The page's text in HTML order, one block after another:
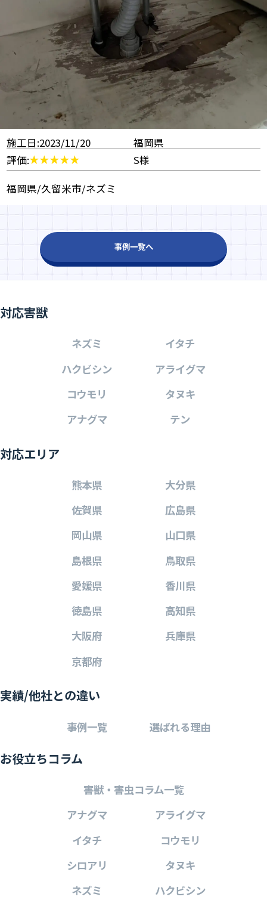
施工日:2023/11/20
福岡県
評価:
S様
福岡県/久留米市/ネズミ
事例一覧へ
対応害獣
ネズミ
イタチ
ハクビシン
アライグマ
コウモリ
タヌキ
アナグマ
テン
対応エリア
熊本県
大分県
佐賀県
広島県
岡山県
山口県
島根県
鳥取県
愛媛県
香川県
徳島県
高知県
大阪府
兵庫県
京都府
実績/他社との違い
事例一覧 選ばれる理由
お役立ちコラム
害獣・害虫コラム一覧
アナグマ
アライグマ
イタチ
コウモリ
シロアリ
タヌキ
ネズミ
ハクビシン